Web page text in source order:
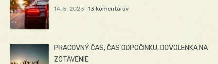
14. 5. 2023 13 komentárov
PRACOVNÝ ČAS, ČAS ODPOČINKU, DOVOLENKA NA
ZOTAVENIE